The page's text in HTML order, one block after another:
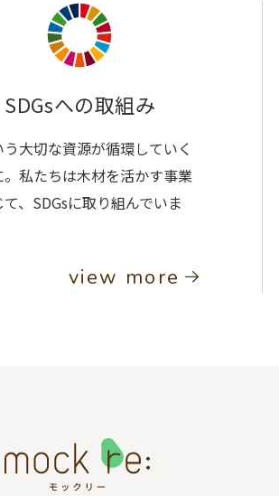
SDGsへの取組み
大切な資源が循環していく
。私たちは木材を活かす事業
、SDGsに取り組んでいま
view more